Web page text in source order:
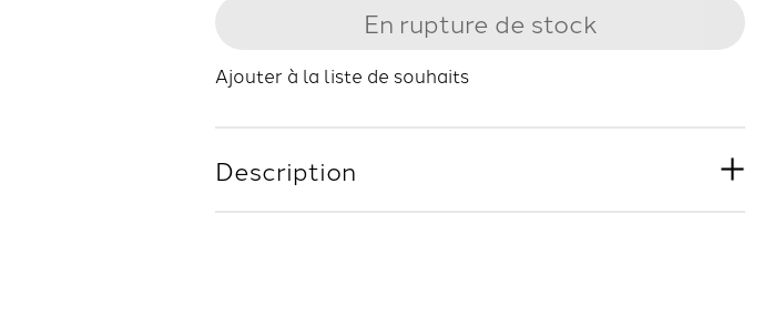
En rupture de stock
Ajouter à la liste de souhaits
Description